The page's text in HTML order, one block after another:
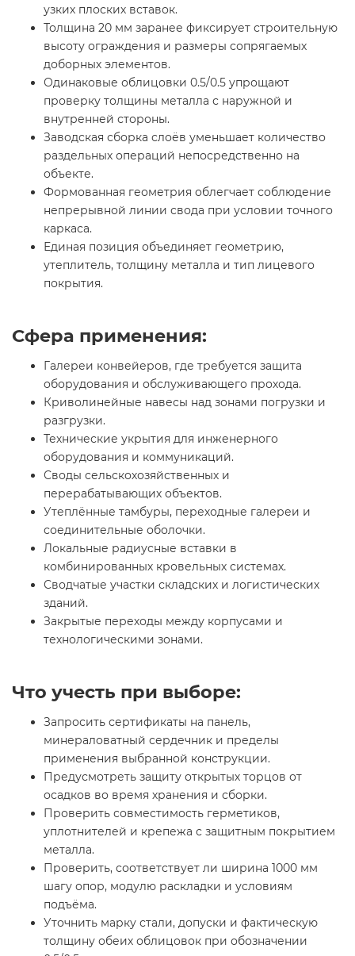
узких плоских вставок.
Толщина 20 мм заранее фиксирует строительную
высоту ограждения и размеры сопрягаемых
доборных элементов.
Одинаковые облицовки 0.5/0.5 упрощают
проверку толщины металла с наружной и
внутренней стороны.
Заводская сборка слоёв уменьшает количество
раздельных операций непосредственно на
объекте.
Формованная геометрия облегчает соблюдение
непрерывной линии свода при условии точного
каркаса.
Единая позиция объединяет геометрию,
утеплитель, толщину металла и тип лицевого
покрытия.
Сфера применения:
Галереи конвейеров, где требуется защита
оборудования и обслуживающего прохода.
Криволинейные навесы над зонами погрузки и
разгрузки.
Технические укрытия для инженерного
оборудования и коммуникаций.
Своды сельскохозяйственных и
перерабатывающих объектов.
Утеплённые тамбуры, переходные галереи и
соединительные оболочки.
Локальные радиусные вставки в
комбинированных кровельных системах.
Сводчатые участки складских и логистических
зданий.
Закрытые переходы между корпусами и
технологическими зонами.
Что учесть при выборе:
Запросить сертификаты на панель,
минераловатный сердечник и пределы
применения выбранной конструкции.
Предусмотреть защиту открытых торцов от
осадков во время хранения и сборки.
Проверить совместимость герметиков,
уплотнителей и крепежа с защитным покрытием
металла.
Проверить, соответствует ли ширина 1000 мм
шагу опор, модулю раскладки и условиям
подъёма.
Уточнить марку стали, допуски и фактическую
толщину обеих облицовок при обозначении